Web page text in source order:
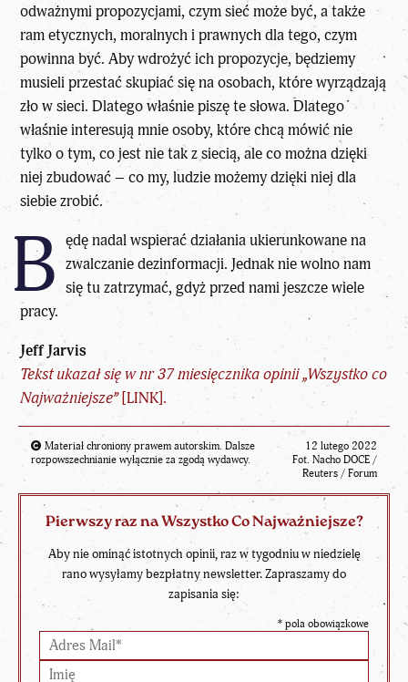
odważnymi propozycjami, czym sieć może być, a także
ram etycznych, moralnych i prawnych dla tego, czym
powinna być. Aby wdrożyć ich propozycje, będziemy
musieli przestać skupiać się na osobach, które wyrządzają
zło w sieci. Dlatego właśnie piszę te słowa. Dlatego
właśnie interesują mnie osoby, które chcą mówić nie
tylko o tym, co jest nie tak z siecią, ale co można dzięki
niej zbudować – co my, ludzie możemy dzięki niej dla
siebie zrobić.
B ędę nadal wspierać działania ukierunkowane na
zwalczanie dezinformacji. Jednak nie wolno nam
się tu zatrzymać, gdyż przed nami jeszcze wiele
pracy.
Jeff Jarvis
Tekst ukazał się w nr 37 miesięcznika opinii „Wszystko co
Najważniejsze”[LINK].
Materiał chroniony prawem autorskim. Dalsze
rozpowszechnianie wyłącznie za zgodą wydawcy.
12 lutego 2022
Fot. Nacho DOCE /
Reuters / Forum
Pierwszy raz na Wszystko Co Najważniejsze?
Aby nie ominąć istotnych opinii, raz w tygodniu w niedzielę
rano wysyłamy bezpłatny newsletter. Zapraszamy do
zapisania się:
* pola obowiązkowe